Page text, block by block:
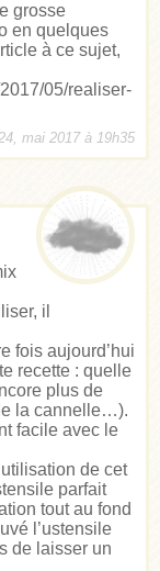
grosse
en quelques
à ce sujet,
05/realiser-
mai 2017 à 19h35
il
fois aujourd’hui
recette : quelle
plus de
la cannelle…).
facile avec le
de cet
parfait
tout au fond
l’ustensile
de laisser un